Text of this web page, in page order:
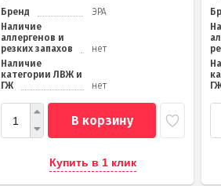
Бренд
ЭРА
Наличие
аллергенов и
резких запахов
нет
Наличие
категории ЛВЖ и
ГЖ
нет
В корзину
Купить в 1 клик